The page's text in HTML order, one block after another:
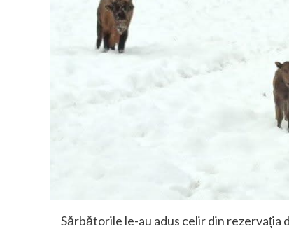
Sărbătorile le-au adus celir din rezervația